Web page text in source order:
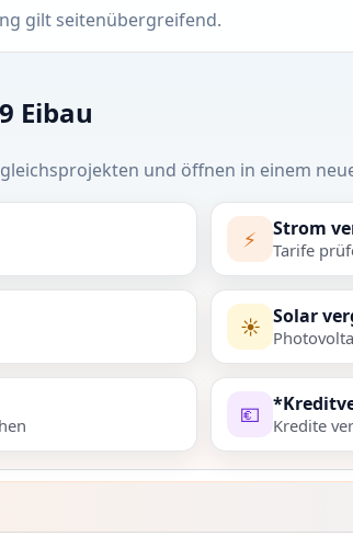
gilt seitenübergreifend.
Eibau
und öffnen in einem
⚡ Strom
Tarife
☀️ Solar
💶 Kredite